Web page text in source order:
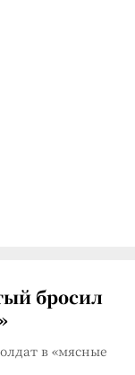
бросил
в «мясные